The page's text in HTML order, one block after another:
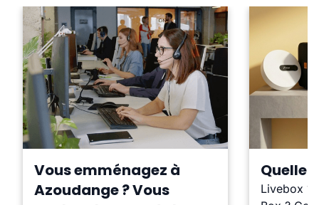
Vous emménagez à
Azoudange ? Vous
Quelle
Livebox ?